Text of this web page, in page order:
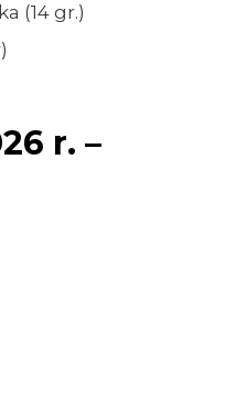
(14 gr.)
r. –